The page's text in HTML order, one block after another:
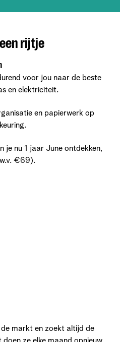
rijtje
voor jou naar de beste
en elektriciteit.
en papierwerk op
je nu 1 jaar June ontdekken,
€69).
markt en zoekt altijd de
ze elke maand opnieuw.